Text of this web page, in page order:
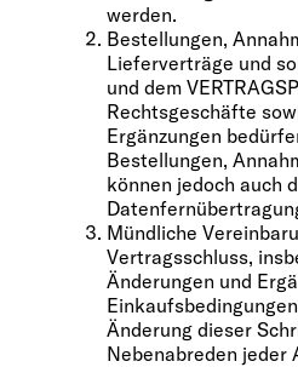
werden.
Bestellungen,
Lieferverträge und
und dem
Rechtsgeschäfte
Ergänzungen
Bestellungen,
können jedoch auch
Mündliche
Vertragsschluss,
Änderungen und
Änderung dieser
Nebenabreden jeder